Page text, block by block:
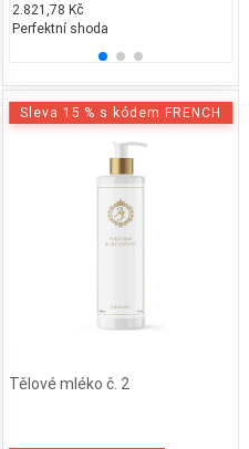
4.000,00 Kč
25% běžných vonných tónů
2.821,78 Kč
Perfektní shoda
Sleva 15 % s kódem FRENCH
Tělové mléko č. 2